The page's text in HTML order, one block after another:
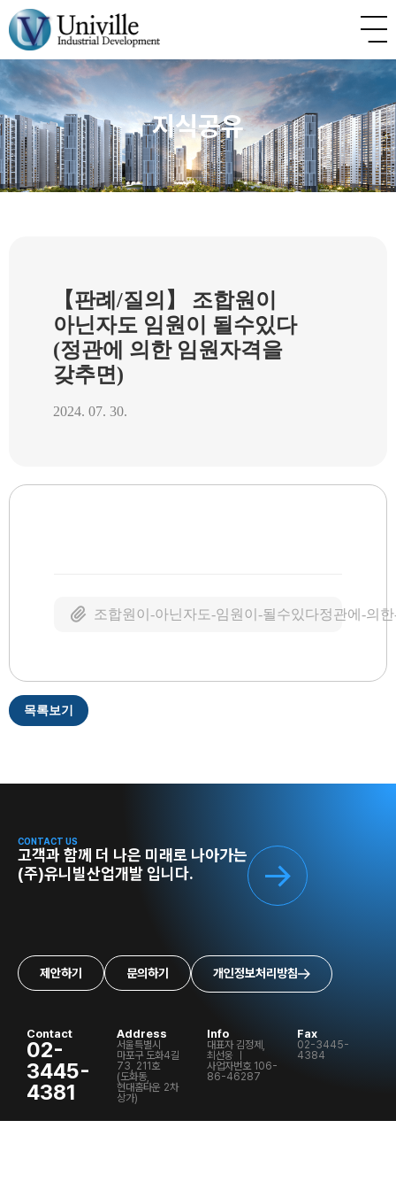
지식공유
【판례/질의】 조합원이
아닌자도 임원이 될수있다
(정관에 의한 임원자격을
갖추면)
2024. 07. 30.
조합원이-아닌자도-임원이-될수있다정관에-의
목록보기
CONTACT US
고객과 함께 더 나은 미래로 나아가는
(주)유니빌산업개발 입니다.
제안하기 문의하기 개인정보처리방침
Contact
02-
3445-
4381
Address
서울특별시
마포구 도화4길
73, 211호
(도화동,
현대홈타운 2차
상가)
Info
대표자 김정제,
최선웅 ㅣ
사업자번호 106-
86-46287
Fax
02-3445-
4384